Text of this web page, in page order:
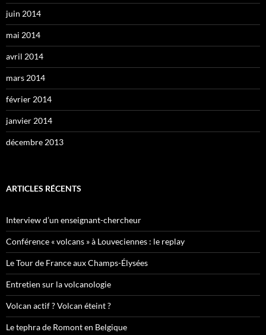
juin 2014
mai 2014
avril 2014
mars 2014
février 2014
janvier 2014
décembre 2013
ARTICLES RÉCENTS
Interview d’un enseignant-chercheur
Conférence « volcans » à Louveciennes : le replay
Le Tour de France aux Champs-Élysées
Entretien sur la volcanologie
Volcan actif ? Volcan éteint ?
Le tephra de Romont en Belgique